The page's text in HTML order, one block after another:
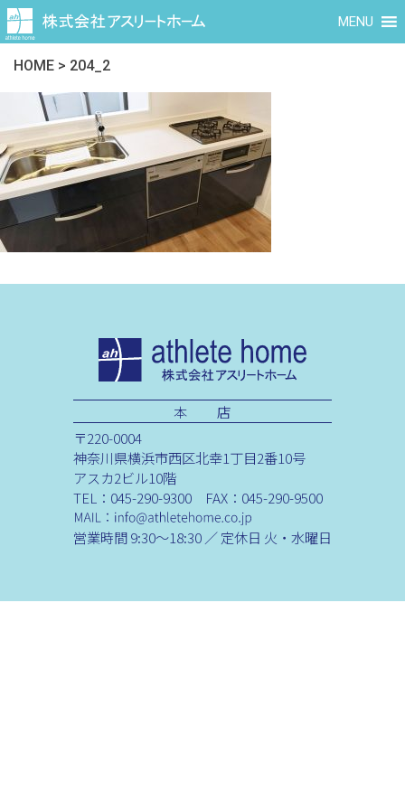
MENU
HOME > 204_2
本 店
〒220-0004
神奈川県横浜市西区北幸1丁目2番10号
アスカ2ビル10階
TEL：045-290-9300 FAX：045-290-9500
営業時間 9:30～18:30 ／ 定休日 火・水曜日